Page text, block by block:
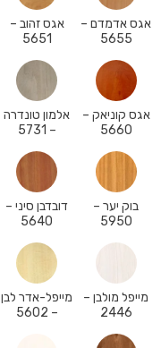
אגס אדמדם –
5655
אגס זהוב –
5651
אגס קוניאק –
5660
אלמון טונדרה
– 5731
בוק יער –
5950
דובדבן סיני –
5640
מייפל מולבן –
2446
מייפל-אדר לבן
– 5602